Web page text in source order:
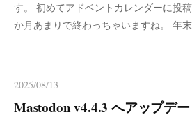
す。 初めてアドベントカレンダーに投
か月あまりで終わっちゃいますね。 年
2025/08/13
Mastodon v4.4.3 へアップデー